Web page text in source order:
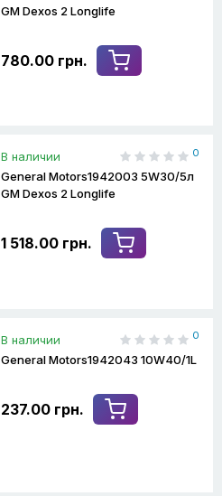
GM Dexos 2 Longlife
780.00 грн.
В наличии 0
General Motors1942003 5W30/5л
GM Dexos 2 Longlife
1 518.00 грн.
В наличии 0
General Motors1942043 10W40/1L
237.00 грн.